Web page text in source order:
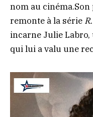
nom au
remonte à la série
incarne Julie
qui lui a valu une